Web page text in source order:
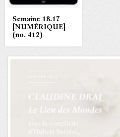
Semaine 18.17
[NUMÉRIQUE]
(no. 412)